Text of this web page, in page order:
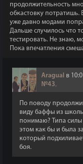
продолжительность
обкастовку потратишь.
уже давно модами
Дальше случилось что
тестировать. Не знаю,
Пока впечатления
Aragual в
№43,
По поводу
виду баффы из
понимаю? Типа силы
этом как бы и была
который
боя.